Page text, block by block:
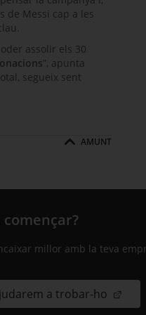
de Messi cap a les
assolir els 30
”, apunta
segueix sent
AMUNT
millor amb la teva
a trobar-ho